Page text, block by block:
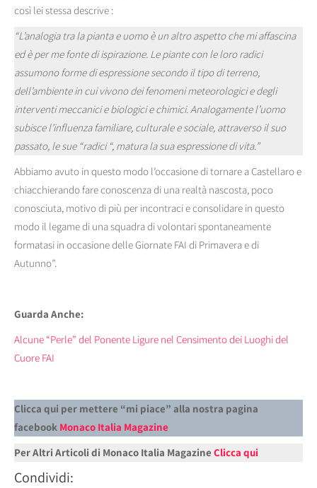
così lei stessa descrive :
“L’analogia tra la pianta e uomo è un altro aspetto che mi affascina
ed è per me fonte di ispirazione. Le piante con le loro radici
assumono forme di espressione secondo il tipo di terreno,
dell’ambiente in cui vivono dei fenomeni meteorologici e degli
interventi meccanici e biologici e chimici. Analogamente l’uomo
subisce l’influenza familiare, culturale e sociale, attraverso il suo
passato, le sue “radici “, matura la sua espressione di vita.”
Abbiamo avuto in questo modo l’occasione di tornare a Castellaro e
chiacchierando fare conoscenza di una realtà nascosta, poco
conosciuta, motivo di più per incontraci e consolidare in questo
modo il legame di una squadra di volontari spontaneamente
formatasi in occasione delle Giornate FAI di Primavera e di
Autunno”.
Guarda Anche:
Alcune “Perle” del Ponente Ligure nel Censimento dei Luoghi del
Cuore FAI
Clicca qui per mettere “mi piace” alla nostra pagina
facebook Monaco Italia Magazine
Per Altri Articoli di Monaco Italia Magazine Clicca qui
Condividi: